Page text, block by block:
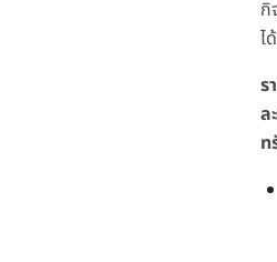
กิ
ไ
ร
ล
ท